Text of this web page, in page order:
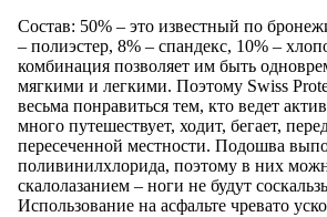
Состав: 50% – это известный по
– полиэстер, 8% – спандекс, 10% –
комбинация позволяет им быть
мягкими и легкими. Поэтому Swiss
весьма понравиться тем, кто ведет
много путешествует, ходит, бегает,
пересеченной местности. Подошва
поливинилхлорида, поэтому в них
скалолазанием – ноги не будут
Использование на асфальте чревато